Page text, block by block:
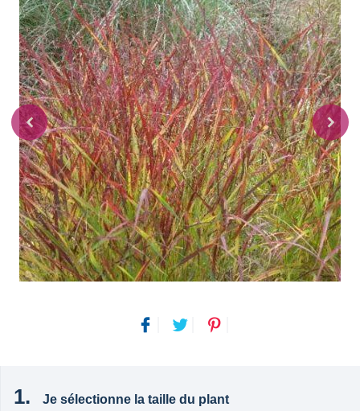
Je sélectionne la taille du plant